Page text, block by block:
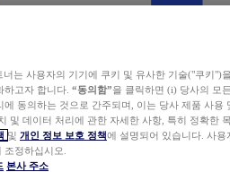
너는 사용자의 기기에 쿠키 및 유사한 기술("쿠키")
하고자 합니다. “동의함”을 클릭하면 (i) 당사의 모
에 동의하는 것으로 간주되며, 이는 당사 제품 사용
및 데이터 처리에 관한 자세한 사항, 특히 정확한
및 개인 정보 보호 정책에 설명되어 있습니다. 사
정하십시오.
본사 주소